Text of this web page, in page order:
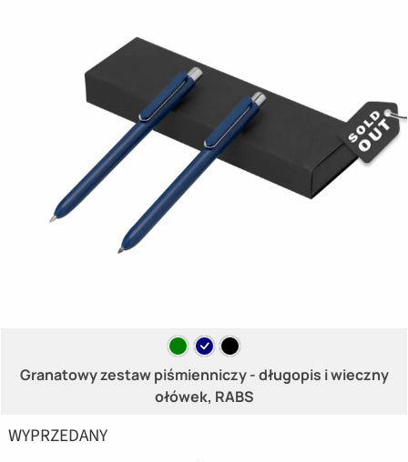
Granatowy zestaw piśmienniczy - długopis i wieczny
ołówek, RABS
WYPRZEDANY